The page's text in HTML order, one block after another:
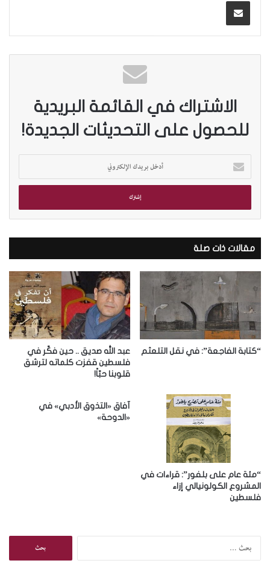
الاشتراك في القائمة البريدية
للحصول على التحديثات الجديدة!
خ
ب
ي
د
ك
ا
ل
ك
ت
ر
مقالات ذات صلة
“كتابة الفاجعة”: في نقل التلعثم
عبد الله صديق .. حين فكّر في
فلسطين قفزت كلماته لترشق
قلوبنا حبّاً!
“مئة عام على بلفور”: قراءات في
المشروع الكولونيالي إزاء
فلسطين
آفاق «التذوق الأدبي» في
«الدوحة»